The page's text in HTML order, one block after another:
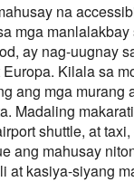
na
mga
ay nag-uugnay
Europa. Kilala sa
ang mga murang
Madaling
shuttle, at
ang mahusay
at kasiya-siyang